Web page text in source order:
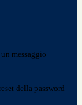
messaggio
della password